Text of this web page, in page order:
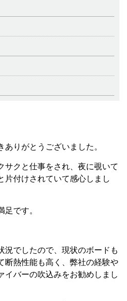
りがとうございました。
サクと仕事をされ、夜に覗いて
片付けされていて感心しまし
です。
況でしたので、現状のボードも
断熱性能も高く、弊社の経験や
イバーの吹込みをお勧めしまし